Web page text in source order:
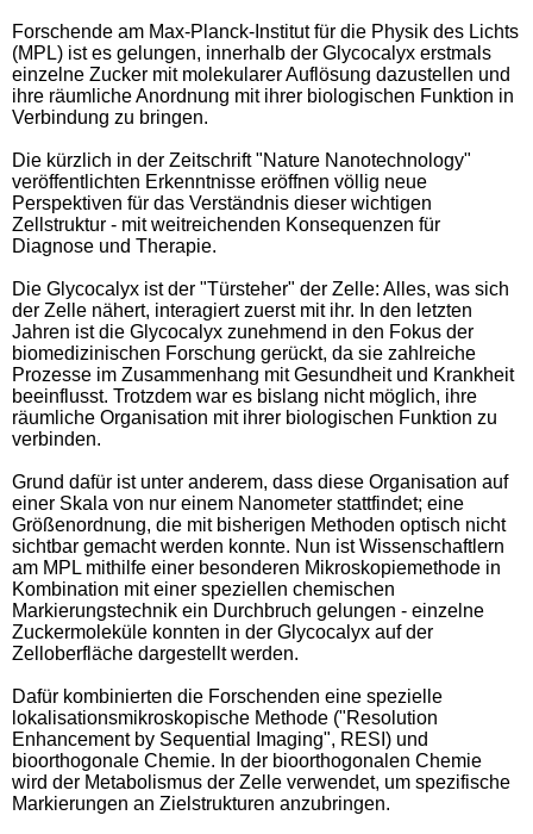
Forschende am Max-Planck-Institut für die Physik des Lichts
(MPL) ist es gelungen, innerhalb der Glycocalyx erstmals
einzelne Zucker mit molekularer Auflösung dazustellen und
ihre räumliche Anordnung mit ihrer biologischen Funktion in
Verbindung zu bringen.
Die kürzlich in der Zeitschrift "Nature Nanotechnology"
veröffentlichten Erkenntnisse eröffnen völlig neue
Perspektiven für das Verständnis dieser wichtigen
Zellstruktur - mit weitreichenden Konsequenzen für
Diagnose und Therapie.
Die Glycocalyx ist der "Türsteher" der Zelle: Alles, was sich
der Zelle nähert, interagiert zuerst mit ihr. In den letzten
Jahren ist die Glycocalyx zunehmend in den Fokus der
biomedizinischen Forschung gerückt, da sie zahlreiche
Prozesse im Zusammenhang mit Gesundheit und Krankheit
beeinflusst. Trotzdem war es bislang nicht möglich, ihre
räumliche Organisation mit ihrer biologischen Funktion zu
verbinden.
Grund dafür ist unter anderem, dass diese Organisation auf
einer Skala von nur einem Nanometer stattfindet; eine
Größenordnung, die mit bisherigen Methoden optisch nicht
sichtbar gemacht werden konnte. Nun ist Wissenschaftlern
am MPL mithilfe einer besonderen Mikroskopiemethode in
Kombination mit einer speziellen chemischen
Markierungstechnik ein Durchbruch gelungen - einzelne
Zuckermoleküle konnten in der Glycocalyx auf der
Zelloberfläche dargestellt werden.
Dafür kombinierten die Forschenden eine spezielle
lokalisationsmikroskopische Methode ("Resolution
Enhancement by Sequential Imaging", RESI) und
bioorthogonale Chemie. In der bioorthogonalen Chemie
wird der Metabolismus der Zelle verwendet, um spezifische
Markierungen an Zielstrukturen anzubringen.